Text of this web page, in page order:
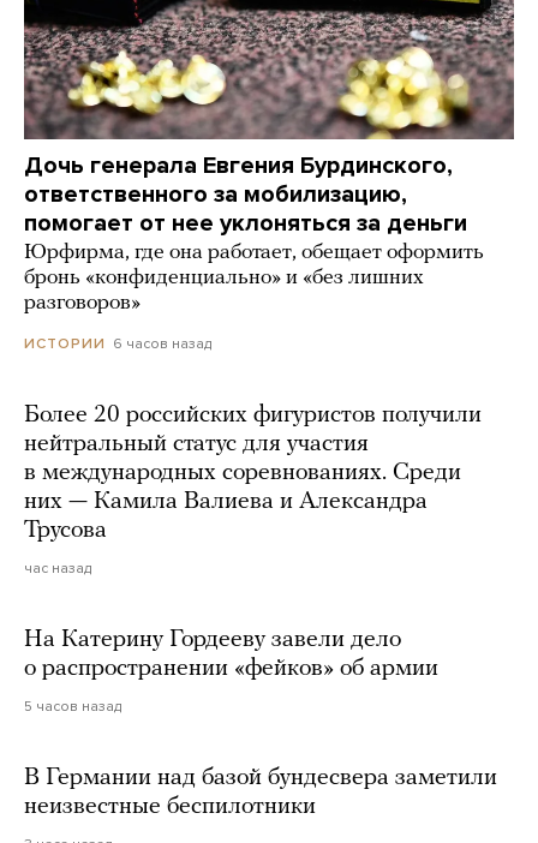
Дочь генерала Евгения Бурдинского,
ответственного за мобилизацию,
помогает от нее уклоняться за деньги
Юрфирма, где она работает, обещает оформить
бронь «конфиденциально» и «без лишних
разговоров»
ИСТОРИИ 6 часов назад
Более 20 российских фигуристов получили
нейтральный статус для участия
в международных соревнованиях. Среди
них — Камила Валиева и Александра
Трусова
час назад
На Катерину Гордееву завели дело
о распространении «фейков» об армии
5 часов назад
В Германии над базой бундесвера заметили
неизвестные беспилотники